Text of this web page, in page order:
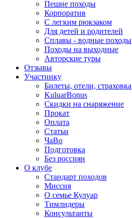
Пешие походы
Корпоратив
С легким рюкзаком
Для детей и родителей
Сплавы - водные походы
Походы на выходные
Авторские туры
Отзывы
Участнику
Билеты, отели, страховка
KuluarBonus
Скидки на снаряжение
Прокат
Оплата
Статьи
ЧаВо
Подготовка
Без россиян
О клубе
Стандарт походов
Миссия
О семье Кулуар
Тимлидеры
Консультанты